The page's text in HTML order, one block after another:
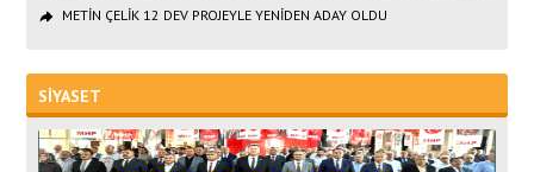
METİN ÇELİK 12 DEV PROJEYLE YENİDEN ADAY OLDU
SİYASET